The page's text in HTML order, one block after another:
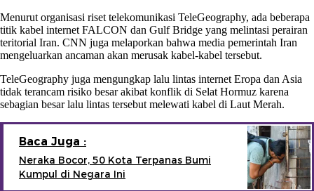
Menurut organisasi riset telekomunikasi TeleGeography, ada beberapa
titik kabel internet FALCON dan Gulf Bridge yang melintasi perairan
teritorial Iran. CNN juga melaporkan bahwa media pemerintah Iran
mengeluarkan ancaman akan merusak kabel-kabel tersebut.
TeleGeography juga mengungkap lalu lintas internet Eropa dan Asia
tidak terancam risiko besar akibat konflik di Selat Hormuz karena
sebagian besar lalu lintas tersebut melewati kabel di Laut Merah.
Baca Juga :
Neraka Bocor, 50 Kota Terpanas Bumi
Kumpul di Negara Ini